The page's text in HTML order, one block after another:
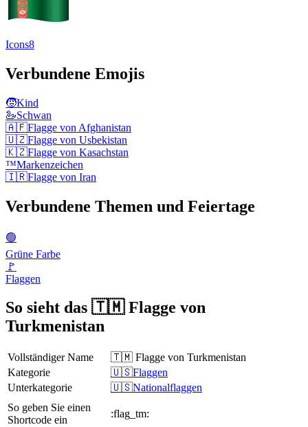
Icons8
Verbundene Emojis
🧒Kind
🦢Schwan
🇦🇫Flagge von Afghanistan
🇺🇿Flagge von Usbekistan
🇰🇿Flagge von Kasachstan
™️Markenzeichen
🇮🇷Flagge von Iran
Verbundene Themen und Feiertage
🟢
Grüne Farbe
🚩
Flaggen
So sieht das 🇹🇲 Flagge von
Turkmenistan
Vollständiger Name
🇹🇲 Flagge von Turkmenistan
Kategorie
🇺🇸Flaggen
Unterkategorie
🇺🇸Nationalflaggen
So geben Sie einen
Shortcode ein
:flag_tm: